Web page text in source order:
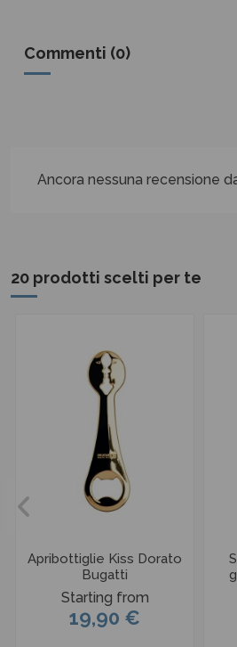
Commenti (0)
Ancora nessuna recensione
20 prodotti scelti per te
Apribottiglie Kiss Dorato
Bugatti
Starting from
19,90 €